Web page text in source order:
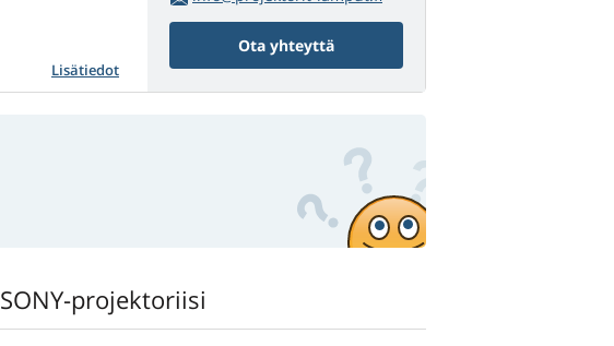
Lisätiedot
Ota yhteyttä
SONY-projektoriisi